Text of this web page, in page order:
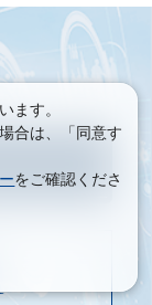
ます。
合は、「同意す
をご確認くださ